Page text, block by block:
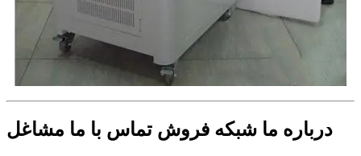
درباره ما شبکه فروش تماس با ما مشاغل